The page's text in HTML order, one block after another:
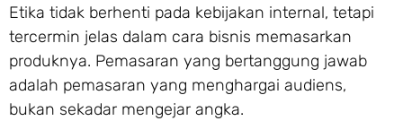
Etika tidak berhenti pada kebijakan internal, tetapi
tercermin jelas dalam cara bisnis memasarkan
produknya. Pemasaran yang bertanggung jawab
adalah pemasaran yang menghargai audiens,
bukan sekadar mengejar angka.